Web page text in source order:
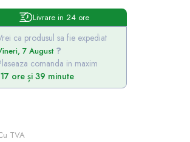
Livrare in 24 ore
ca produsul sa fie expediat
7 August
comanda in maxim
17 ore și 39 minute
TVA